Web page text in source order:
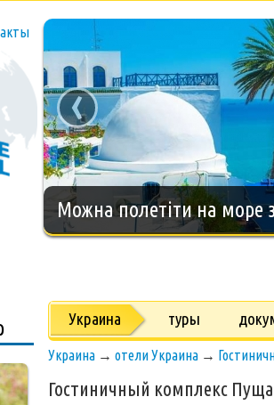
Новогодний тур на
‹
Украина туры
Украина → отели Украина →
Гостиничный комплекс